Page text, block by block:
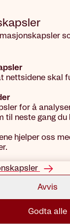
nettsidene skal
for å
til neste gang du
hjelper oss
Avvis
Godta alle